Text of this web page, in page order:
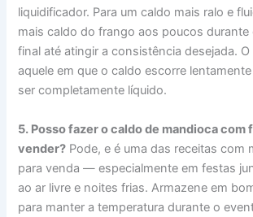
liquidificador. Para um caldo mais ralo e
mais caldo do frango aos poucos
final até atingir a consistência desejada.
aquele em que o caldo escorre
ser completamente líquido.
5. Posso fazer o caldo de mandioca com
vender? Pode, e é uma das receitas com
para venda — especialmente em festas
ao ar livre e noites frias. Armazene em
para manter a temperatura durante o